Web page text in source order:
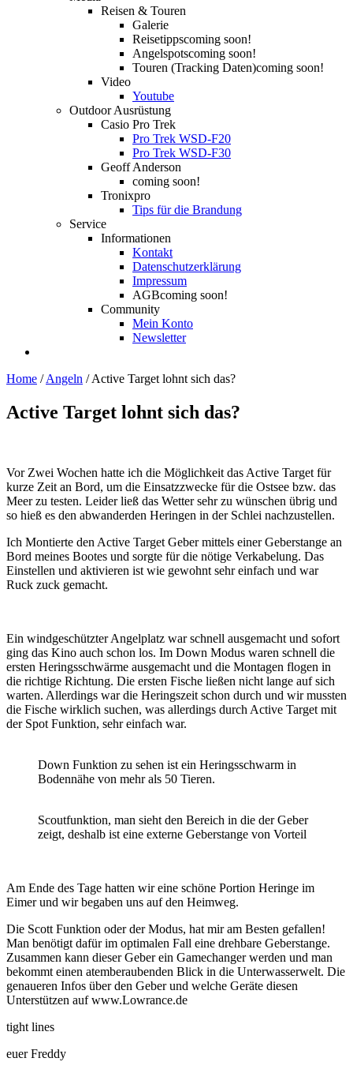
Reisen & Touren
Galerie
Reisetippscoming soon!
Angelspotscoming soon!
Touren (Tracking Daten)coming soon!
Video
Youtube
Outdoor Ausrüstung
Casio Pro Trek
Pro Trek WSD-F20
Pro Trek WSD-F30
Geoff Anderson
coming soon!
Tronixpro
Tips für die Brandung
Service
Informationen
Kontakt
Datenschutzerklärung
Impressum
AGBcoming soon!
Community
Mein Konto
Newsletter
Home /Angeln /Active Target lohnt sich das?
Active Target lohnt sich das?
Vor Zwei Wochen hatte ich die Möglichkeit das Active Target für
kurze Zeit an Bord, um die Einsatzzwecke für die Ostsee bzw. das
Meer zu testen. Leider ließ das Wetter sehr zu wünschen übrig und
so hieß es den abwanderden Heringen in der Schlei nachzustellen.
Ich Montierte den Active Target Geber mittels einer Geberstange an
Bord meines Bootes und sorgte für die nötige Verkabelung. Das
Einstellen und aktivieren ist wie gewohnt sehr einfach und war
Ruck zuck gemacht.
Ein windgeschützter Angelplatz war schnell ausgemacht und sofort
ging das Kino auch schon los. Im Down Modus waren schnell die
ersten Heringsschwärme ausgemacht und die Montagen flogen in
die richtige Richtung. Die ersten Fische ließen nicht lange auf sich
warten. Allerdings war die Heringszeit schon durch und wir mussten
die Fische wirklich suchen, was allerdings durch Active Target mit
der Spot Funktion, sehr einfach war.
Down Funktion zu sehen ist ein Heringsschwarm in
Bodennähe von mehr als 50 Tieren.
Scoutfunktion, man sieht den Bereich in die der Geber
zeigt, deshalb ist eine externe Geberstange von Vorteil
Am Ende des Tage hatten wir eine schöne Portion Heringe im
Eimer und wir begaben uns auf den Heimweg.
Die Scott Funktion oder der Modus, hat mir am Besten gefallen!
Man benötigt dafür im optimalen Fall eine drehbare Geberstange.
Zusammen kann dieser Geber ein Gamechanger werden und man
bekommt einen atemberaubenden Blick in die Unterwasserwelt. Die
genaueren Infos über den Geber und welche Geräte diesen
Unterstützen auf www.Lowrance.de
tight lines
euer Freddy